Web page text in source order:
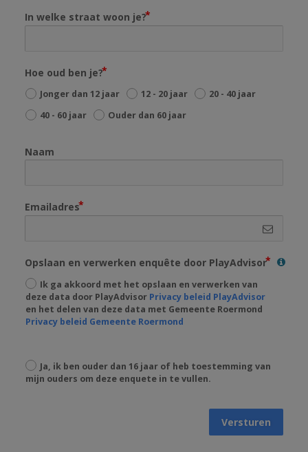
In welke straat woon je?
Hoe oud ben je?
Jonger dan 12 jaar 12 - 20 jaar
20 - 40 jaar
40 - 60 jaar
Ouder dan 60 jaar
Naam
Emailadres
Opslaan en verwerken enquête door PlayAdvisor
Ik ga akkoord met het opslaan en verwerken van
deze data door PlayAdvisor Privacy beleid PlayAdvisor
en het delen van deze data met Gemeente Roermond
Privacy beleid Gemeente Roermond
Ja, ik ben ouder dan 16 jaar of heb toestemming van
mijn ouders om deze enquete in te vullen.
Versturen